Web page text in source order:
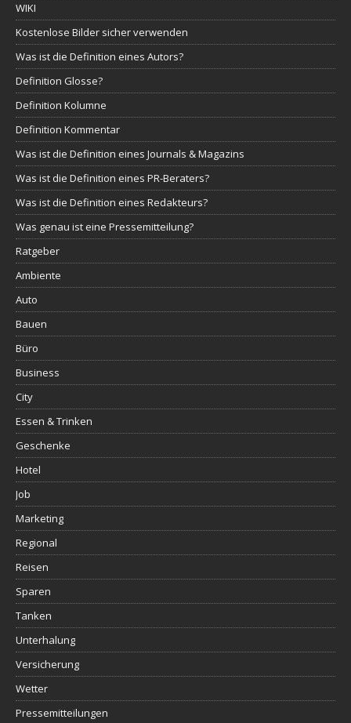
WIKI
Kostenlose Bilder sicher verwenden
Was ist die Definition eines Autors?
Definition Glosse?
Definition Kolumne
Definition Kommentar
Was ist die Definition eines Journals & Magazins
Was ist die Definition eines PR-Beraters?
Was ist die Definition eines Redakteurs?
Was genau ist eine Pressemitteilung?
Ratgeber
Ambiente
Auto
Bauen
Büro
Business
City
Essen & Trinken
Geschenke
Hotel
Job
Marketing
Regional
Reisen
Sparen
Tanken
Unterhalung
Versicherung
Wetter
Pressemitteilungen